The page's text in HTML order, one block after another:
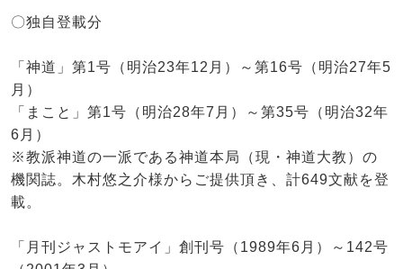
〇独自登載分
「神道」第1号（明治23年12月）～第16号（明治27年5
月）
「まこと」第1号（明治28年7月）～第35号（明治32年
6月）
※教派神道の一派である神道本局（現・神道大教）の
機関誌。木村悠之介様からご提供頂き、計649文献を登
載。
「月刊ジャストモアイ」創刊号（1989年6月）～142号